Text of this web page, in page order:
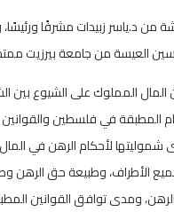
من د.ياسر زبيدات مشرفًا
العيسة من جامعة بيرزيت
المال المملوك على الشيوع بين
المطبقة في فلسطين
لأحكام الرهن في
الأطراف، وطبيعة حق الرهن
والرهن، ومدى توافق القوانين